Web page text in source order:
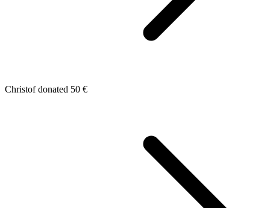
Christof donated 50 €